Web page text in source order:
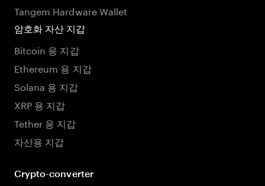
Tangem Hardware Wallet
암호화 자산 지갑
Bitcoin 용 지갑
Ethereum 용 지갑
Solana 용 지갑
XRP 용 지갑
Tether 용 지갑
자산용 지갑
Crypto-converter